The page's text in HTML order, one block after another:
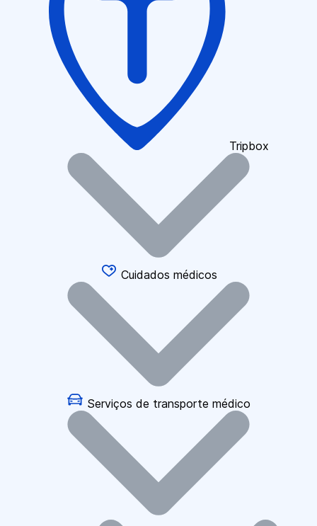
Tripbox
Cuidados médicos
Serviços de transporte médico